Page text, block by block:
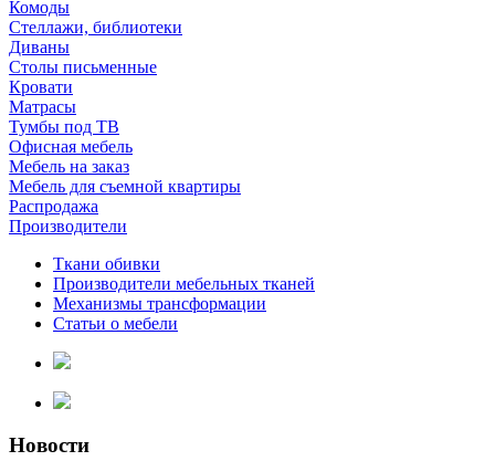
Комоды
Стеллажи, библиотеки
Диваны
Столы письменные
Кровати
Матрасы
Тумбы под ТВ
Офисная мебель
Мебель на заказ
Мебель для съемной квартиры
Распродажа
Производители
Ткани обивки
Производители мебельных тканей
Механизмы трансформации
Статьи о мебели
Новости